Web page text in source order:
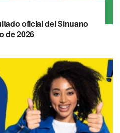
oficial del Sinuano
de 2026